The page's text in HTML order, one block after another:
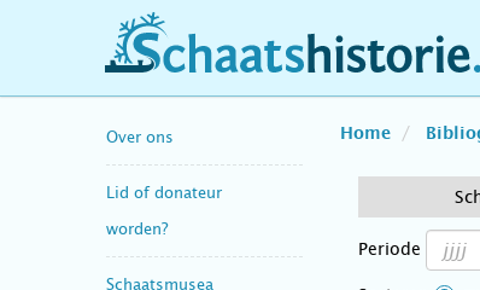
schaatshistorie.nl
Over ons
Lid of donateur
worden?
Schaatsmusea
Home
Periode